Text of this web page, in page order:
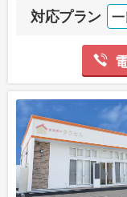
対応プラン